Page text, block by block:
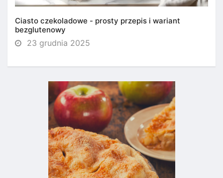
Ciasto czekoladowe - prosty przepis i wariant
bezglutenowy
23 grudnia 2025